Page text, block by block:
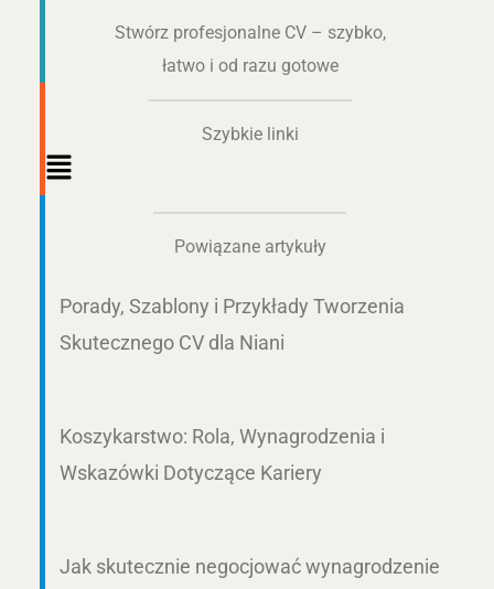
Stwórz profesjonalne CV – szybko,
łatwo i od razu gotowe
Szybkie linki
Main
Powiązane artykuły
Porady, Szablony i Przykłady Tworzenia
Skutecznego CV dla Niani
Koszykarstwo: Rola, Wynagrodzenia i
Wskazówki Dotyczące Kariery
Jak skutecznie negocjować wynagrodzenie